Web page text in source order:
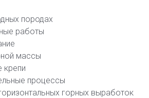
породах
работы
массы
крепи
процессы
горных выработок